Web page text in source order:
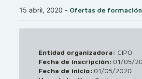
15 abril, 2020 - Ofertas de formación
Entidad organizadora: CIPO
Fecha de inscripción: 01/05/
Fecha de inicio: 01/05/2020